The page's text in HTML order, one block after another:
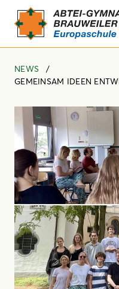
NEWS
GEMEINSAM IDEEN